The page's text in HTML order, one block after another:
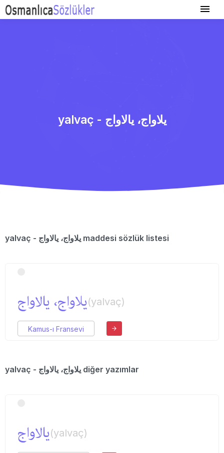
yalvaç - یلاواج، یالاواج
yalvaç - یلاواج، یالاواج maddesi sözlük listesi
یلاواج، یالاواج(yalvaç)
Kamus-ı Fransevi
yalvaç - یلاواج، یالاواج diğer yazımlar
یالاواج(yalvaç)